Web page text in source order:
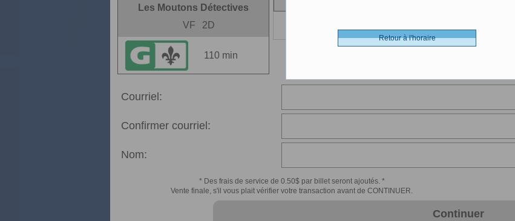
Les Moutons Détectives
VF
2D
110 min
Courriel:
Confirmer courriel:
Nom:
* Des frais de service de 0.50$ par billet seront ajoutés. *
Vente finale, s'il vous plait vérifier votre transaction avant de CONTINUER.
Continuer
Retour à l'horaire